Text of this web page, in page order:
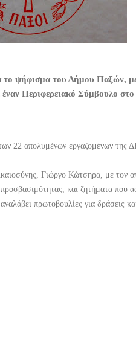
ψήφισμα του Δήμου Παξών, με
Περιφερειακό Σύμβουλο
22 απολυμένων εργαζομένων της
Γιώργο Κώτσηρα, με τον
και ζητήματα που
πρωτοβουλίες για δράσεις